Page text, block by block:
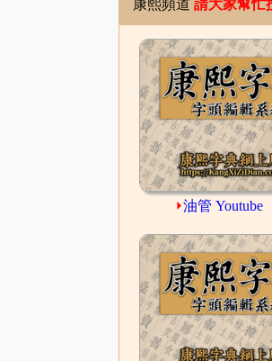
康熙頻道 請大家幫忙
⏵油管 Youtube